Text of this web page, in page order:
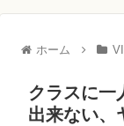
ホーム
クラスに一
出来ない、